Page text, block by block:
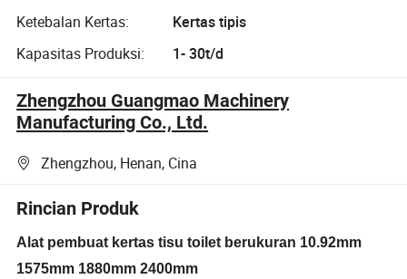
Ketebalan Kertas:
Kertas tipis
Kapasitas Produksi:
1- 30t/d
Zhengzhou Guangmao Machinery
Manufacturing Co., Ltd.
Zhengzhou, Henan, Cina
Rincian Produk
Alat pembuat kertas tisu toilet berukuran 10.92mm
1575mm 1880mm 2400mm